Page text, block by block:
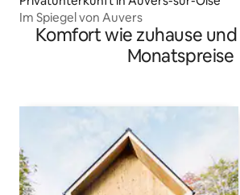
Im Spiegel von Auvers
Komfort wie zuhause
Monatspreise